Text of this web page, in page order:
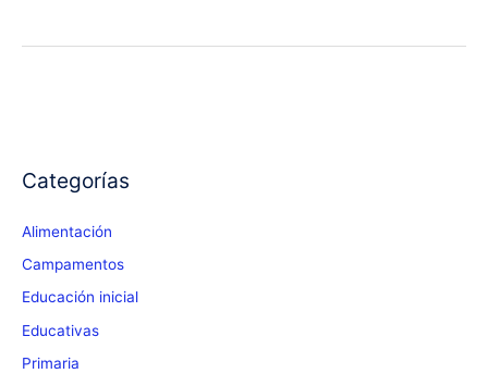
Red
Categorías
Alimentación
Campamentos
Educación inicial
Educativas
Primaria